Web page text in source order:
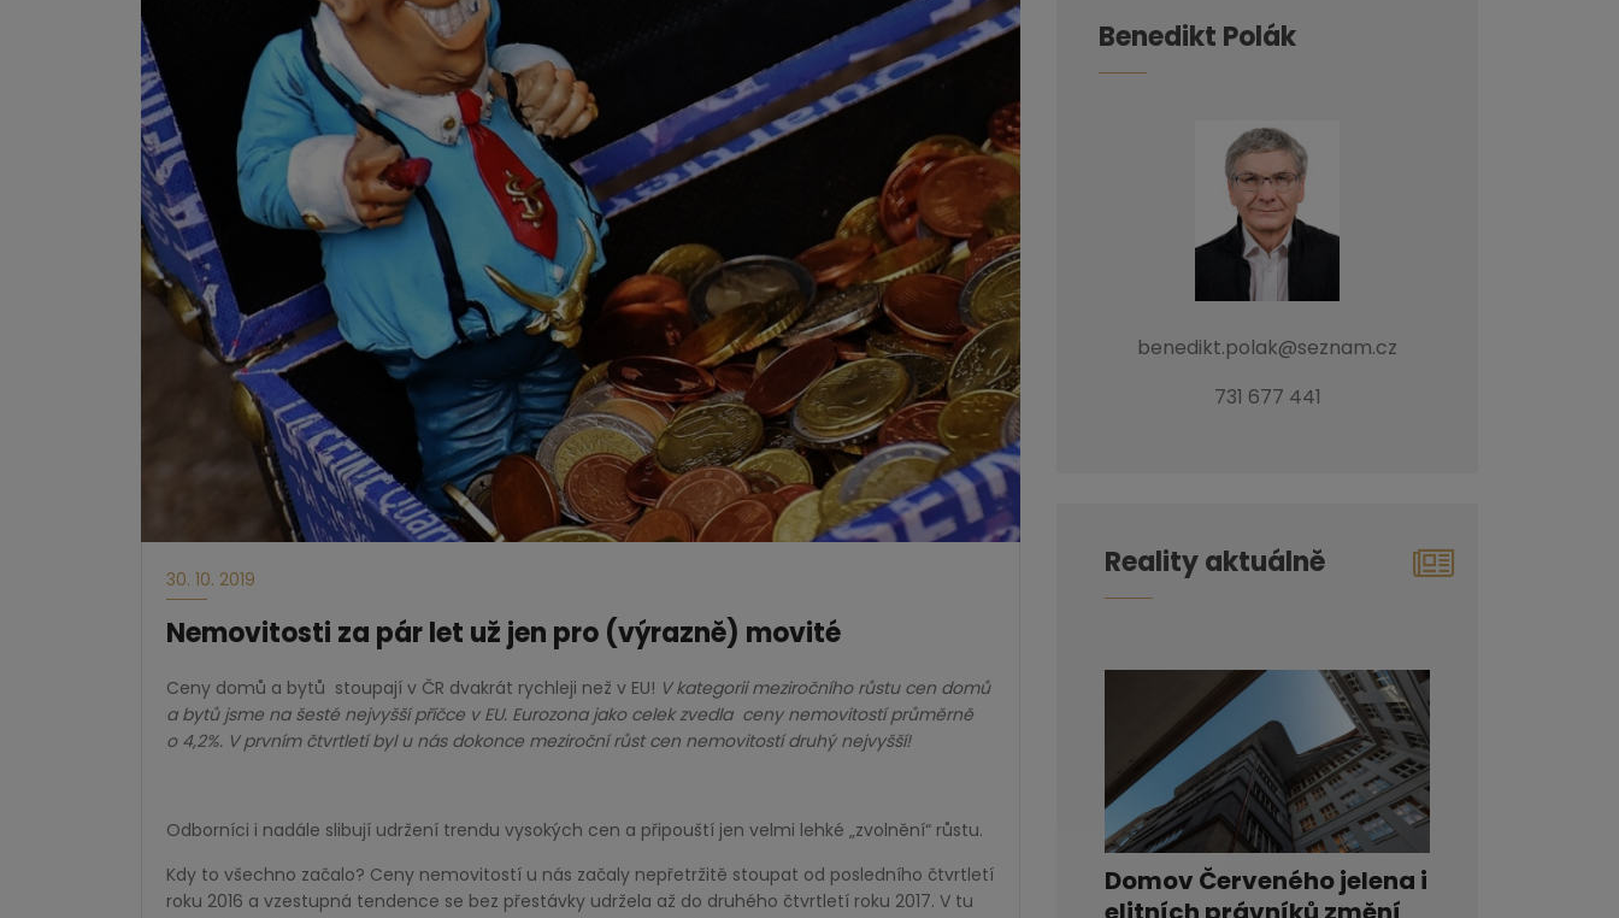
30. 10. 2019
Nemovitosti za pár let už jen pro (výrazně) movité
Ceny domů a bytů stoupají v ČR dvakrát rychleji než v EU! V kategorii meziročního růstu cen domů
a bytů jsme na šesté nejvyšší příčce v EU. Eurozona jako celek zvedla ceny nemovitostí průměrně
o 4,2%. V prvním čtvrtletí byl u nás dokonce meziroční růst cen nemovitostí druhý nejvyšší!
Odborníci i nadále slibují udržení trendu vysokých cen a připouští jen velmi lehké „zvolnění“ růstu.
Kdy to všechno začalo? Ceny nemovitostí u nás začaly nepřetržitě stoupat od posledního čtvrtletí
roku 2016 a vzestupná tendence se bez přestávky udržela až do druhého čtvrtletí roku 2017. V tu
Benedikt Polák
benedikt.polak@seznam.cz
731 677 441
Reality aktuálně
Domov Červeného jelena i